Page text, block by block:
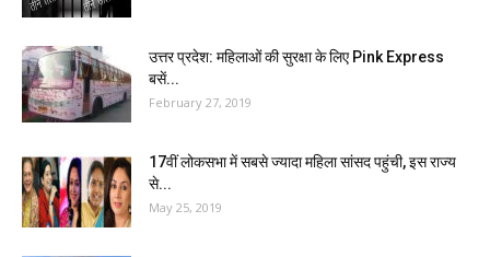
उत्तर प्रदेश: महिलाओं की सुरक्षा के लिए Pink Express
बसें...
February 27, 2019
17वीं लोकसभा में सबसे ज्यादा महिला सांसद पहुंची, इस राज्य
से...
May 25, 2019